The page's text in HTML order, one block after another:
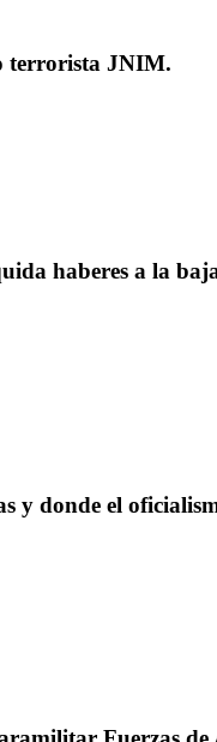
terrorista JNIM.
haberes a la
donde el